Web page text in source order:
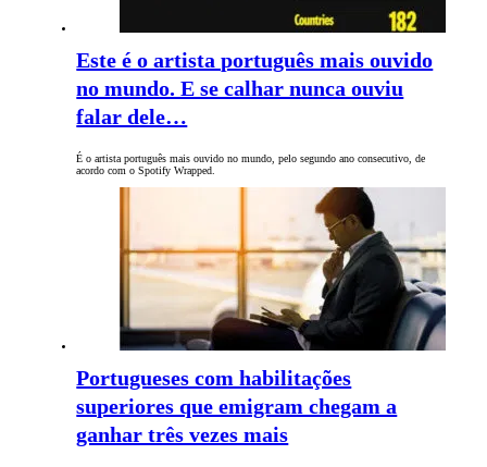
Este é o artista português mais ouvido
no mundo. E se calhar nunca ouviu
falar dele…
É o artista português mais ouvido no mundo, pelo segundo ano consecutivo, de
acordo com o Spotify Wrapped.
Portugueses com habilitações
superiores que emigram chegam a
ganhar três vezes mais